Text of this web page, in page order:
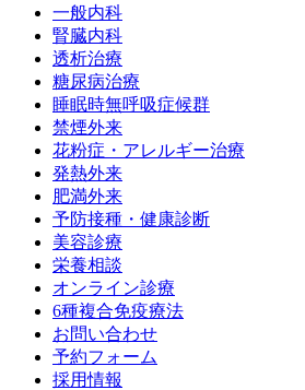
一般内科
腎臓内科
透析治療
糖尿病治療
睡眠時無呼吸症候群
禁煙外来
花粉症・アレルギー治療
発熱外来
肥満外来
予防接種・健康診断
美容診療
栄養相談
オンライン診療
6種複合免疫療法
お問い合わせ
予約フォーム
採用情報